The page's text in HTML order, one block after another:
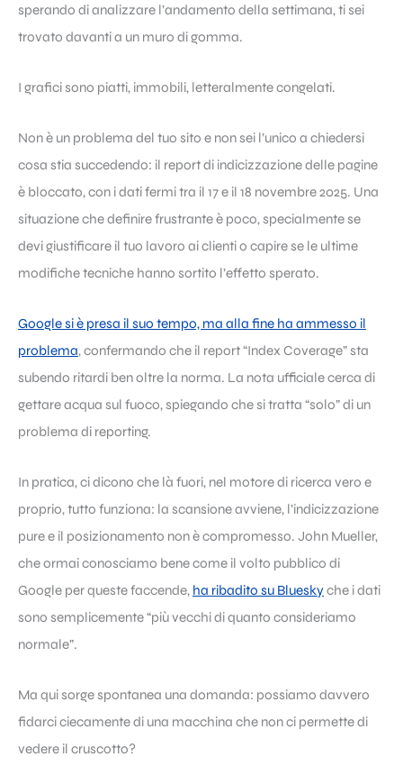
sperando di analizzare l’andamento della settimana, ti sei
trovato davanti a un muro di gomma.
I grafici sono piatti, immobili, letteralmente congelati.
Non è un problema del tuo sito e non sei l’unico a chiedersi
cosa stia succedendo: il report di indicizzazione delle pagine
è bloccato, con i dati fermi tra il 17 e il 18 novembre 2025. Una
situazione che definire frustrante è poco, specialmente se
devi giustificare il tuo lavoro ai clienti o capire se le ultime
modifiche tecniche hanno sortito l’effetto sperato.
Google si è presa il suo tempo, ma alla fine ha ammesso il
problema, confermando che il report “Index Coverage” sta
subendo ritardi ben oltre la norma. La nota ufficiale cerca di
gettare acqua sul fuoco, spiegando che si tratta “solo” di un
problema di reporting.
In pratica, ci dicono che là fuori, nel motore di ricerca vero e
proprio, tutto funziona: la scansione avviene, l’indicizzazione
pure e il posizionamento non è compromesso. John Mueller,
che ormai conosciamo bene come il volto pubblico di
Google per queste faccende, ha ribadito su Blueskyche i dati
sono semplicemente “più vecchi di quanto consideriamo
normale”.
Ma qui sorge spontanea una domanda: possiamo davvero
fidarci ciecamente di una macchina che non ci permette di
vedere il cruscotto?